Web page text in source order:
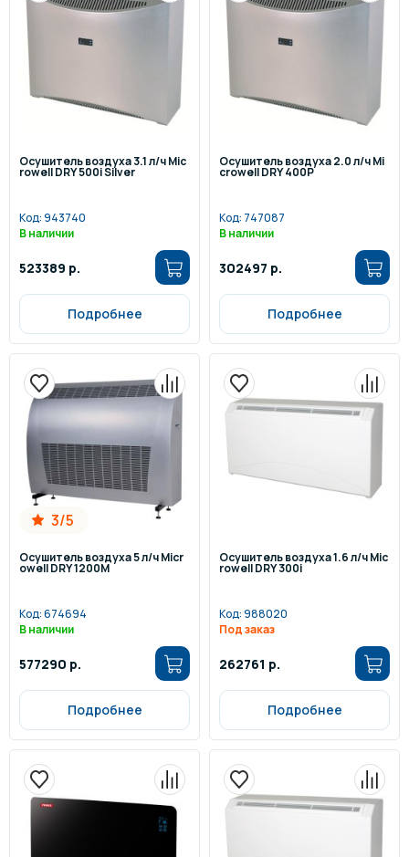
Осушитель воздуха 3.1 л/ч Mic
rowell DRY 500i Silver
Код:943740
В наличии
523389 р.
Подробнее
Осушитель воздуха 2.0 л/ч Mi
crowell DRY 400P
Код: 747087
В наличии
302497 р.
Подробнее
3/5
Осушитель воздуха 5 л/ч Micr
owell DRY 1200M
Код:674694
В наличии
577290 р.
Подробнее
Осушитель воздуха 1.6 л/ч Mic
rowell DRY 300i
Код:988020
Под заказ
262761 р.
Подробнее